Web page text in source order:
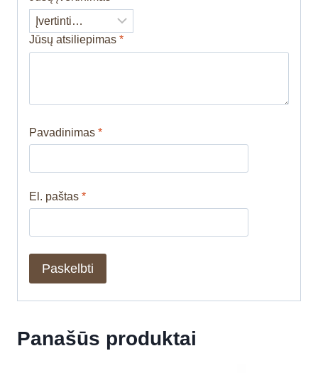
Jūsų atsiliepimas *
Pavadinimas *
El. paštas *
Panašūs produktai